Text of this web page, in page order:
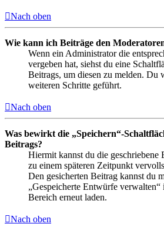
Nach oben
Wie kann ich Beiträge den
Wenn ein Administrator die
vergeben hat, siehst du eine
Beitrags, um diesen zu melden. Du
weiteren Schritte geführt.
Nach oben
Was bewirkt die „Speichern“-
Beitrags?
Hiermit kannst du die geschriebene
zu einem späteren Zeitpunkt
Den gesicherten Beitrag kannst du
„Gespeicherte Entwürfe verwalten“
Bereich erneut laden.
Nach oben